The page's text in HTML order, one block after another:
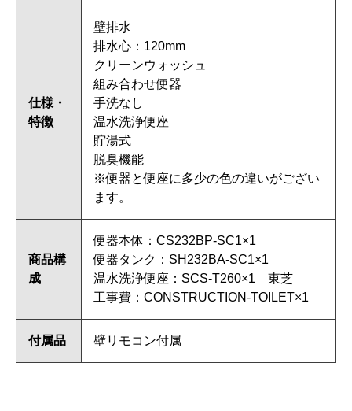
仕様・
特徴
壁排水
排水心：120mm
クリーンウォッシュ
組み合わせ便器
手洗なし
温水洗浄便座
貯湯式
脱臭機能
※便器と便座に多少の色の違いがござい
ます。
商品構
成
便器本体：CS232BP-SC1×1
便器タンク：SH232BA-SC1×1
温水洗浄便座：SCS-T260×1 東芝
工事費：CONSTRUCTION-TOILET×1
付属品 壁リモコン付属